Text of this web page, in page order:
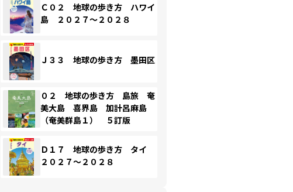
Ｃ０２ 地球の歩き方 ハワイ
島 ２０２７～２０２８
Ｊ３３ 地球の歩き方 墨田区
０２ 地球の歩き方 島旅 奄
美大島 喜界島 加計呂麻島
（奄美群島１） ５訂版
Ｄ１７ 地球の歩き方 タイ
２０２７～２０２８